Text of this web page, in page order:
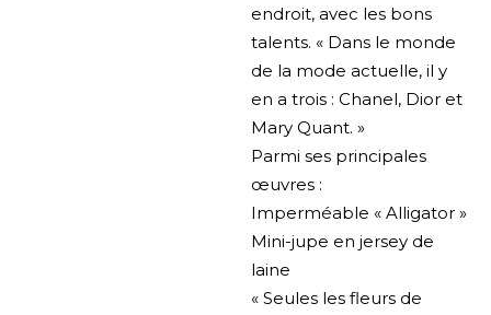
endroit, avec les bons
talents. « Dans le monde
de la mode actuelle, il y
en a trois : Chanel, Dior et
Mary Quant. »
Parmi ses principales
œuvres :
Imperméable « Alligator »
Mini-jupe en jersey de
laine
« Seules les fleurs de